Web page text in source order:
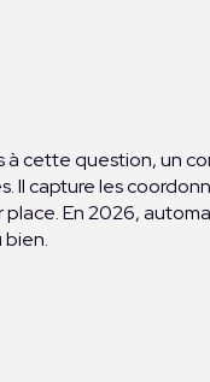
à cette question, un
capture les
En 2026,
bien.